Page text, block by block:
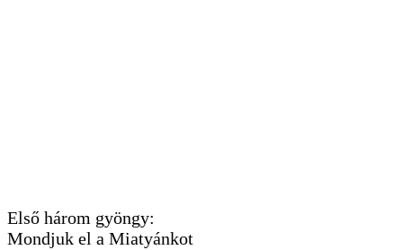
Első három gyöngy:
Mondjuk el a Miatyánkot